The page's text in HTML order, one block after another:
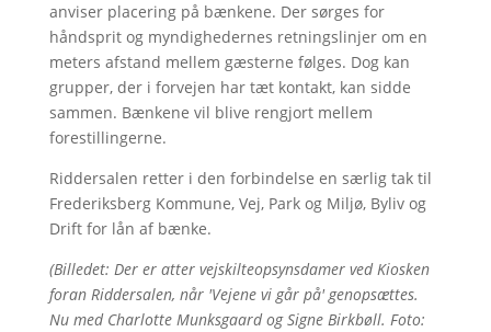
anviser placering på bænkene. Der sørges for
håndsprit og myndighedernes retningslinjer om en
meters afstand mellem gæsterne følges. Dog kan
grupper, der i forvejen har tæt kontakt, kan sidde
sammen. Bænkene vil blive rengjort mellem
forestillingerne.
Riddersalen retter i den forbindelse en særlig tak til
Frederiksberg Kommune, Vej, Park og Miljø, Byliv og
Drift for lån af bænke.
(Billedet: Der er atter vejskilteopsynsdamer ved Kiosken
foran Riddersalen, når 'Vejene vi går på' genopsættes.
Nu med Charlotte Munksgaard og Signe Birkbøll. Foto: